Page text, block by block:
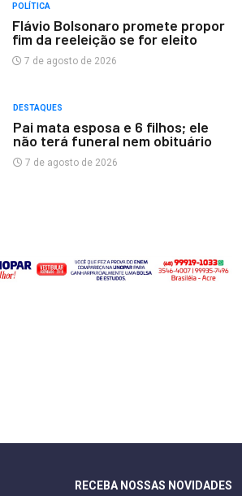
POLÍTICA
Flávio Bolsonaro promete propor
fim da reeleição se for eleito
7 de agosto de 2026
DESTAQUES
Pai mata esposa e 6 filhos; ele
não terá funeral nem obituário
7 de agosto de 2026
RECEBA NOSSAS NOVIDADES